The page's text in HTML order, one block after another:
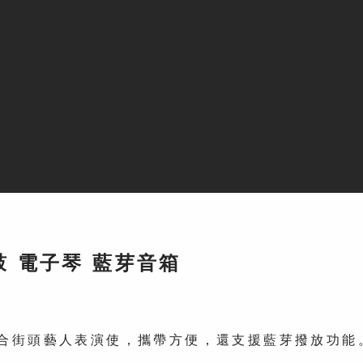
子琴 藍芽音箱
頭藝人表演使，攜帶方便，還支援藍芽撥放功能